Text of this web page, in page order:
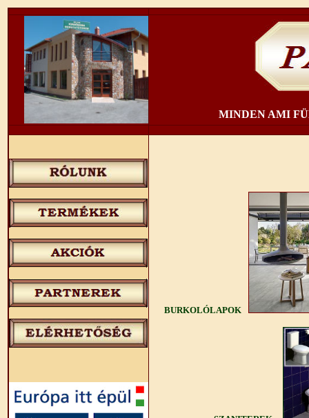
MINDEN AMI
BURKOLÓLAPOK